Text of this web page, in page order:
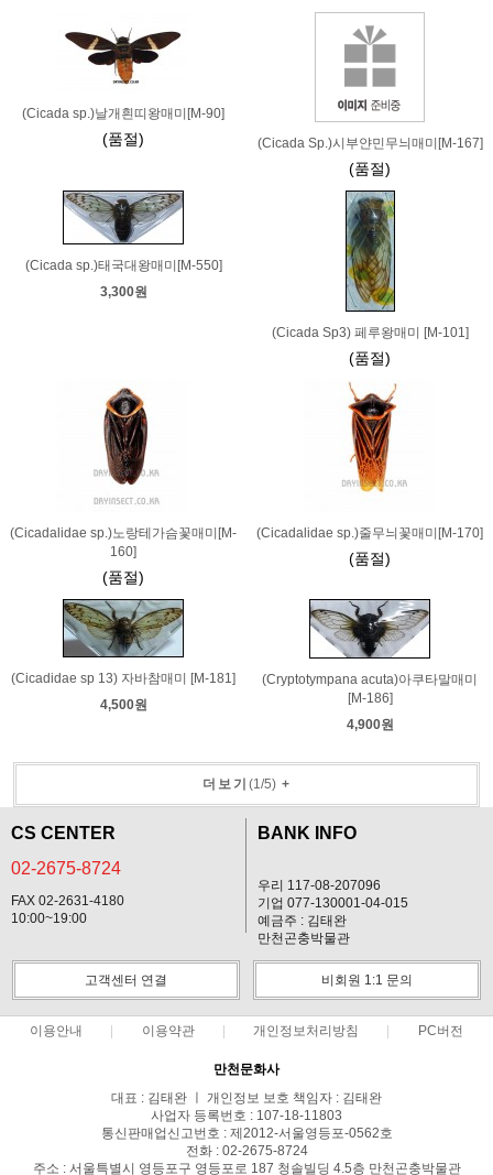
(Cicada sp.)날개흰띠왕매미[M-90]
(품절) (Cicada Sp.)시부얀민무늬매미[M-167]
(품절)
(Cicada sp.)태국대왕매미[M-550]
3,300원
(Cicada Sp3) 페루왕매미 [M-101]
(품절)
(Cicadalidae sp.)노랑테가슴꽃매미[M-
160]
(품절)
(Cicadalidae sp.)줄무늬꽃매미[M-170]
(품절)
(Cicadidae sp 13) 자바참매미 [M-181]
4,500원
(Cryptotympana acuta)아쿠타말매미
[M-186]
4,900원
더보기 (1/5)+
CS CENTER
02-2675-8724
FAX 02-2631-4180
10:00~19:00
BANK INFO
우리 117-08-207096
기업 077-130001-04-015
예금주 : 김태완
만천곤충박물관
고객센터 연결 비회원 1:1 문의
이용안내 이용약관 개인정보처리방침 PC버전
만천문화사
대표 : 김태완 ㅣ 개인정보 보호 책임자 : 김태완
사업자 등록번호 : 107-18-11803
통신판매업신고번호 : 제2012-서울영등포-0562호
전화 : 02-2675-8724
주소 : 서울특별시 영등포구 영등포로 187 청솔빌딩 4.5층 만천곤충박물관